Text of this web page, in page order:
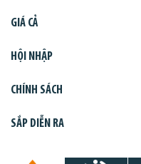
GIÁ CẢ
HỘI NHẬP
CHÍNH SÁCH
SẮP DIỄN RA